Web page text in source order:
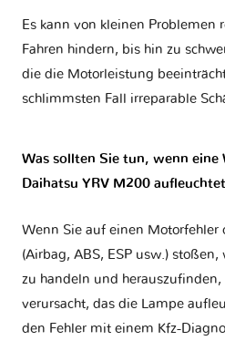
Es kann von kleinen Problemen
Fahren hindern, bis hin zu
die die Motorleistung
schlimmsten Fall irreparable
Was sollten Sie tun, wenn eine
Daihatsu YRV M200
Wenn Sie auf einen Motorfehler
(Airbag, ABS, ESP usw.)
zu handeln und herauszufinden,
verursacht, das die Lampe
den Fehler mit einem Kfz-